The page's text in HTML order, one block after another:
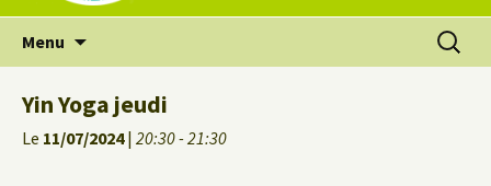
Menu
Yin Yoga jeudi
Le 11/07/2024| 20:30 - 21:30